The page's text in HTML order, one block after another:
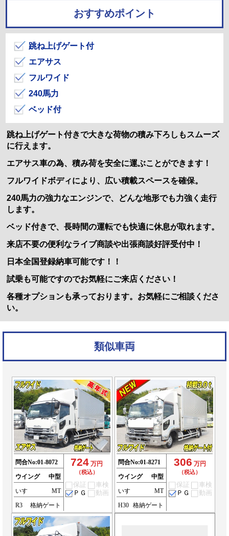
おすすめポイント
跳ね上げゲート付
エアサス
フルワイド
240馬力
ベッド付
跳ね上げゲート付きで大きな荷物の積み下ろしもスムーズ
に行えます。
エアサス車の為、積み荷を安全に運ぶことができます！
フルワイドボディにより、広い積載スペースを確保。
240馬力の強力なエンジンで、どんな地形でも力強く走行
します。
ベッド付きで、長時間の運転でも快適に休息が取れます。
来店不要の便利なライブ商談や出張商談好評受付中！
日本全国登録納車可能です！！
試乗も可能ですのでお気軽にご来店ください！
各種オプションも承っております。お気軽にご相談くださ
い。
類似車両
問合No:01-8072
ウイング
中型
いすゞ
MT
R3
格納ゲート
724 万円
（税込）
保証
車検
ＰＧ
動画
問合No:01-8271
ウイング
中型
いすゞ
MT
H30 格納ゲート
306 万円
（税込）
保証
車検
ＰＧ
動画